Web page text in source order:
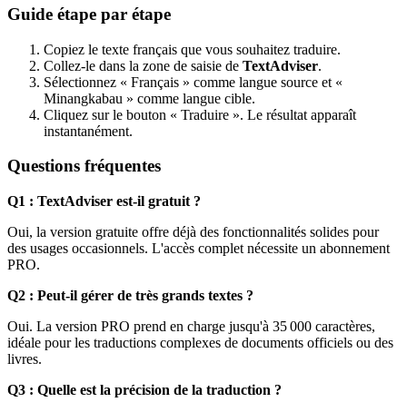
Guide étape par étape
Copiez le texte français que vous souhaitez traduire.
Collez-le dans la zone de saisie de TextAdviser.
Sélectionnez « Français » comme langue source et «
Minangkabau » comme langue cible.
Cliquez sur le bouton « Traduire ». Le résultat apparaît
instantanément.
Questions fréquentes
Q1 : TextAdviser est-il gratuit ?
Oui, la version gratuite offre déjà des fonctionnalités solides pour
des usages occasionnels. L'accès complet nécessite un abonnement
PRO.
Q2 : Peut-il gérer de très grands textes ?
Oui. La version PRO prend en charge jusqu'à 35 000 caractères,
idéale pour les traductions complexes de documents officiels ou des
livres.
Q3 : Quelle est la précision de la traduction ?